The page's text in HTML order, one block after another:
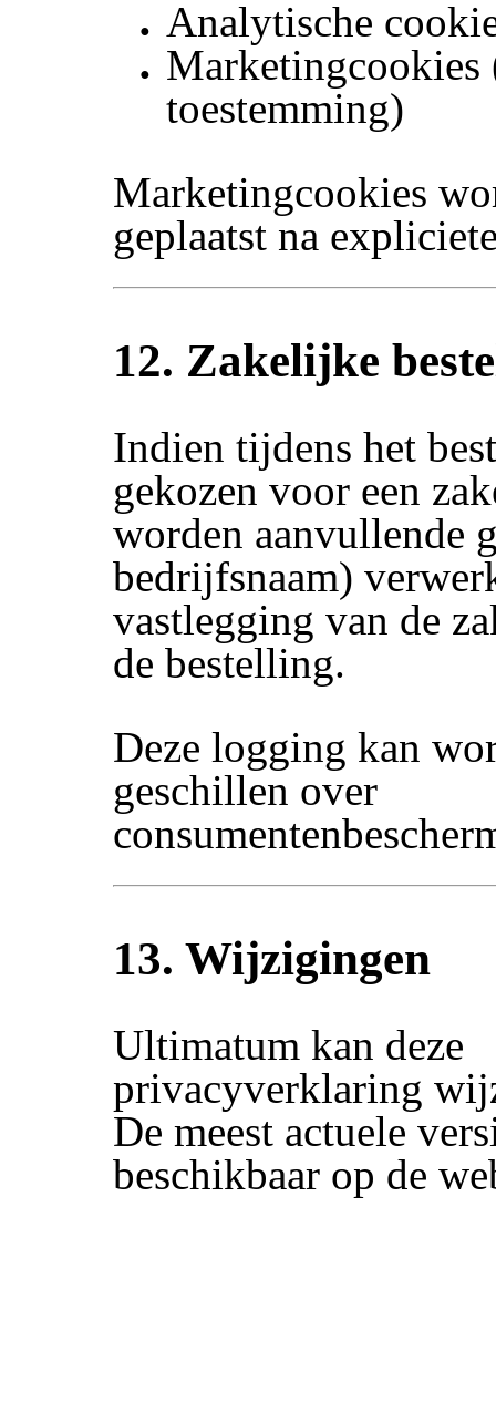
Analytische
Marketingcookies
toestemming)
Marketingcookies
geplaatst na
12. Zakelijke
Indien tijdens het
gekozen voor een
worden aanvullende
bedrijfsnaam)
vastlegging van de
de bestelling.
Deze logging kan
geschillen over
13. Wijzigingen
Ultimatum kan deze
privacyverklaring
De meest actuele
beschikbaar op de